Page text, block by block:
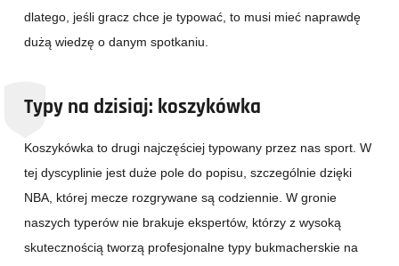
dlatego, jeśli gracz chce je typować, to musi mieć naprawdę
dużą wiedzę o danym spotkaniu.
Typy na dzisiaj: koszykówka
Koszykówka to drugi najczęściej typowany przez nas sport. W
tej dyscyplinie jest duże pole do popisu, szczególnie dzięki
NBA, której mecze rozgrywane są codziennie. W gronie
naszych typerów nie brakuje ekspertów, którzy z wysoką
skutecznością tworzą profesjonalne typy bukmacherskie na